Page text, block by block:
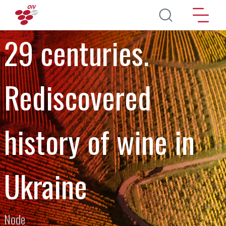
Direkt zum Inhalt
29 centuries.
Rediscovered
history of wine in
Ukraine
Node